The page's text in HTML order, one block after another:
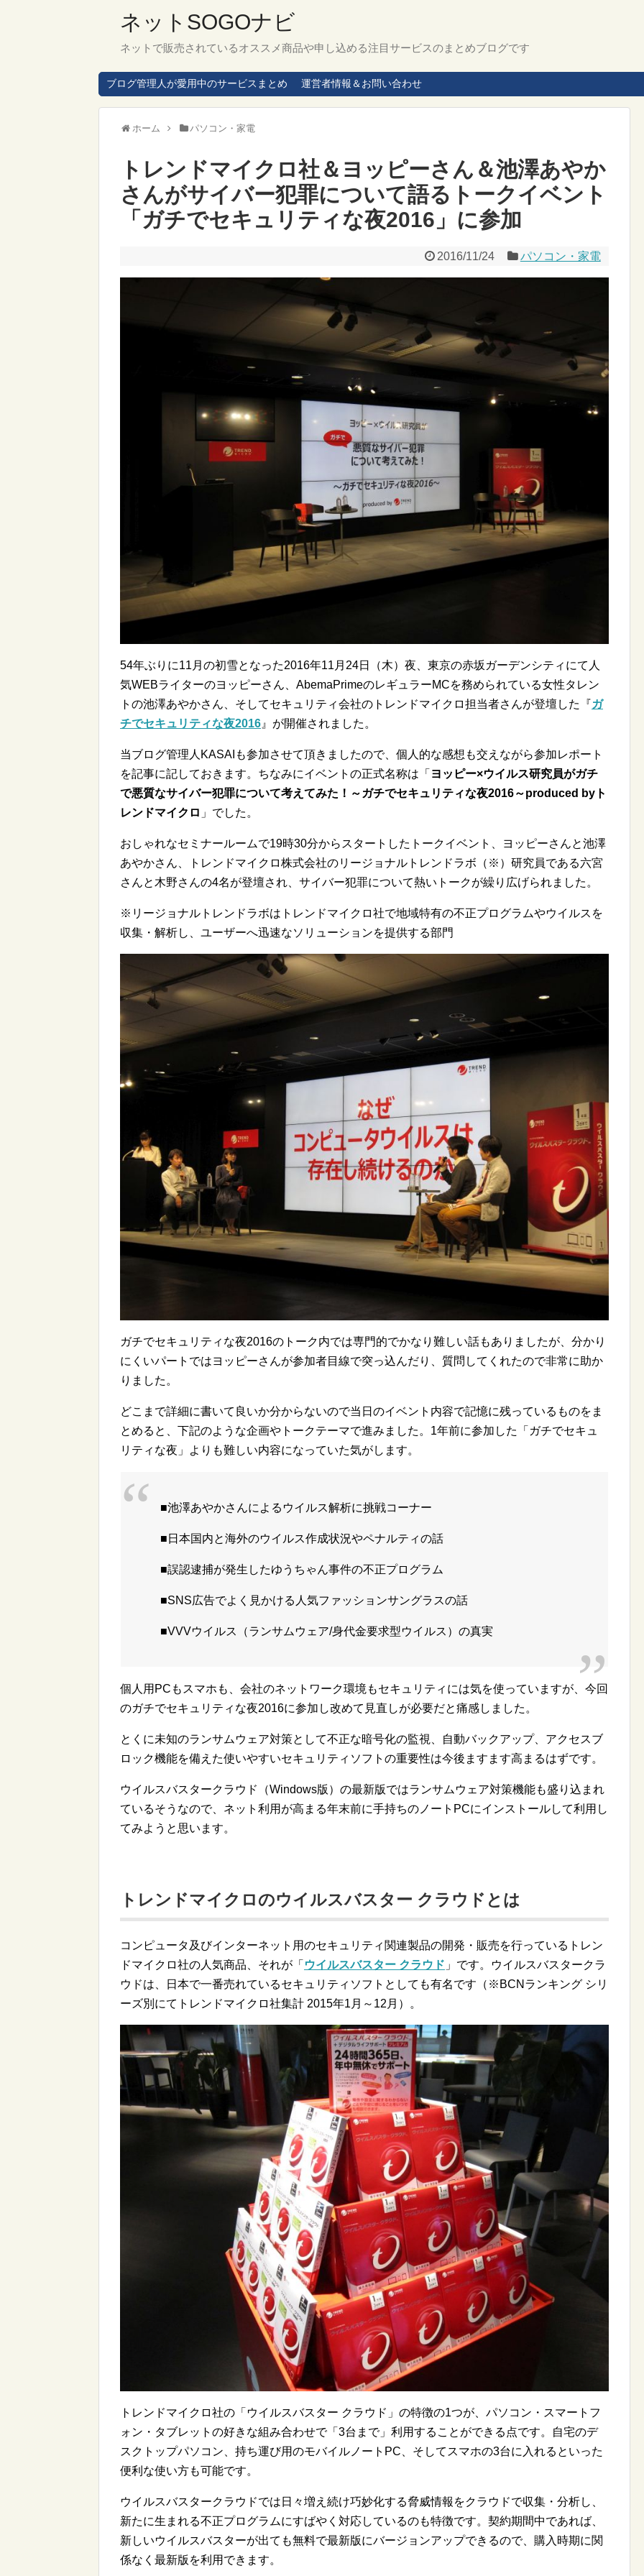
ネットSOGOナビ
ネットで販売されているオススメ商品や申し込める注目サービスのまとめブログです
ブログ管理人が愛用中のサービスまとめ 運営者情報＆お問い合わせ
ホーム パソコン・家電
トレンドマイクロ社＆ヨッピーさん＆池澤あやか
さんがサイバー犯罪について語るトークイベント
「ガチでセキュリティな夜2016」に参加
2016/11/24 パソコン・家電
54年ぶりに11月の初雪となった2016年11月24日（木）夜、東京の赤坂ガーデンシティにて人
気WEBライターのヨッピーさん、AbemaPrimeのレギュラーMCを務められている女性タレン
トの池澤あやかさん、そしてセキュリティ会社のトレンドマイクロ担当者さんが登壇した『ガ
チでセキュリティな夜2016 』が開催されました。
当ブログ管理人KASAIも参加させて頂きましたので、個人的な感想も交えながら参加レポート
を記事に記しておきます。ちなみにイベントの正式名称は「 ヨッピー×ウイルス研究員がガチ
で悪質なサイバー犯罪について考えてみた！～ガチでセキュリティな夜2016～produced byト
レンドマイクロ 」でした。
おしゃれなセミナールームで19時30分からスタートしたトークイベント、ヨッピーさんと池澤
あやかさん、トレンドマイクロ株式会社のリージョナルトレンドラボ（※）研究員である六宮
さんと木野さんの4名が登壇され、サイバー犯罪について熱いトークが繰り広げられました。
※リージョナルトレンドラボはトレンドマイクロ社で地域特有の不正プログラムやウイルスを
収集・解析し、ユーザーへ迅速なソリューションを提供する部門
ガチでセキュリティな夜2016のトーク内では専門的でかなり難しい話もありましたが、分かり
にくいパートではヨッピーさんが参加者目線で突っ込んだり、質問してくれたので非常に助か
りました。
どこまで詳細に書いて良いか分からないので当日のイベント内容で記憶に残っているものをま
とめると、下記のような企画やトークテーマで進みました。1年前に参加した「ガチでセキュ
リティな夜」よりも難しい内容になっていた気がします。
■池澤あやかさんによるウイルス解析に挑戦コーナー
■日本国内と海外のウイルス作成状況やペナルティの話
■誤認逮捕が発生したゆうちゃん事件の不正プログラム
■SNS広告でよく見かける人気ファッションサングラスの話
■VVVウイルス（ランサムウェア/身代金要求型ウイルス）の真実
個人用PCもスマホも、会社のネットワーク環境もセキュリティには気を使っていますが、今回
のガチでセキュリティな夜2016に参加し改めて見直しが必要だと痛感しました。
とくに未知のランサムウェア対策として不正な暗号化の監視、自動バックアップ、アクセスブ
ロック機能を備えた使いやすいセキュリティソフトの重要性は今後ますます高まるはずです。
ウイルスバスタークラウド（Windows版）の最新版ではランサムウェア対策機能も盛り込まれ
ているそうなので、ネット利用が高まる年末前に手持ちのノートPCにインストールして利用し
てみようと思います。
トレンドマイクロのウイルスバスター クラウドとは
コンピュータ及びインターネット用のセキュリティ関連製品の開発・販売を行っているトレン
ドマイクロ社の人気商品、それが「 ウイルスバスター クラウド 」です。ウイルスバスタークラ
ウドは、日本で一番売れているセキュリティソフトとしても有名です（※BCNランキング シリ
ーズ別にてトレンドマイクロ社集計 2015年1月～12月）。
トレンドマイクロ社の「ウイルスバスター クラウド」の特徴の1つが、パソコン・スマートフ
ォン・タブレットの好きな組み合わせで「3台まで」利用することができる点です。自宅のデ
スクトップパソコン、持ち運び用のモバイルノートPC、そしてスマホの3台に入れるといった
便利な使い方も可能です。
ウイルスバスタークラウドでは日々増え続け巧妙化する脅威情報をクラウドで収集・分析し、
新たに生まれる不正プログラムにすばやく対応しているのも特徴です。契約期間中であれば、
新しいウイルスバスターが出ても無料で最新版にバージョンアップできるので、購入時期に関
係なく最新版を利用できます。